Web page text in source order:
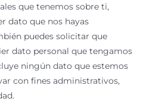
que tenemos sobre ti,
dato que nos hayas
puedes solicitar que
dato personal que tengamos
ningún dato que estemos
con fines administrativos,